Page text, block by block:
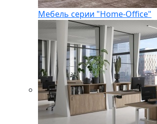
Мебель серии "Home-Office"